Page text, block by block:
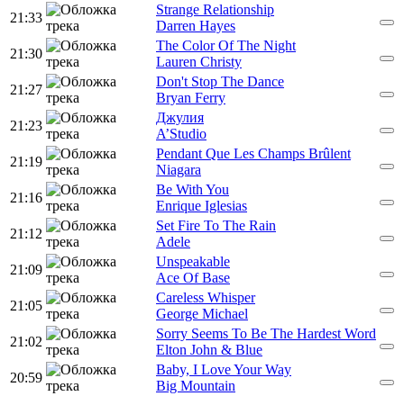
21:33
Strange Relationship
Darren Hayes
21:30
The Color Of The Night
Lauren Christy
21:27
Don't Stop The Dance
Bryan Ferry
21:23
Джулия
A’Studio
21:19
Pendant Que Les Champs Brûlent
Niagara
21:16
Be With You
Enrique Iglesias
21:12
Set Fire To The Rain
Adele
21:09
Unspeakable
Ace Of Base
21:05
Careless Whisper
George Michael
21:02
Sorry Seems To Be The Hardest Word
Elton John & Blue
20:59
Baby, I Love Your Way
Big Mountain